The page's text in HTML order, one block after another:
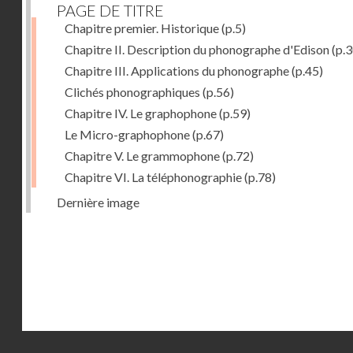
PAGE DE TITRE
Chapitre premier. Historique(p.5)
Chapitre II. Description du phonographe d'Edison
Chapitre III. Applications du phonographe(p.45)
Clichés phonographiques (p.56)
Chapitre IV. Le graphophone(p.59)
Le Micro-graphophone(p.67)
Chapitre V. Le grammophone(p.72)
Chapitre VI. La téléphonographie(p.78)
Dernière image